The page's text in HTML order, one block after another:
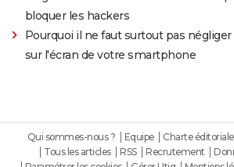
bloquer les hackers
Pourquoi il ne faut surtout pas
sur l'écran de votre smartphone
Qui sommes-nous ? Equipe Charte éditoriale
Tous les articles
RSS Recrutement